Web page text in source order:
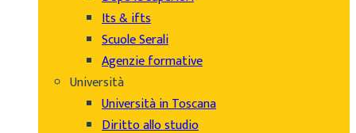
Its & ifts
Scuole Serali
Agenzie formative
Università
Università in Toscana
Diritto allo studio